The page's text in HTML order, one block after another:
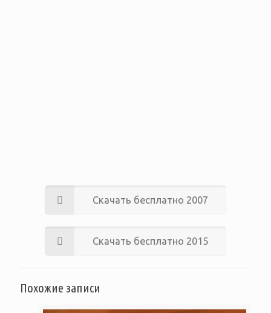
Скачать бесплатно 2007
Скачать бесплатно 2015
Похожие записи